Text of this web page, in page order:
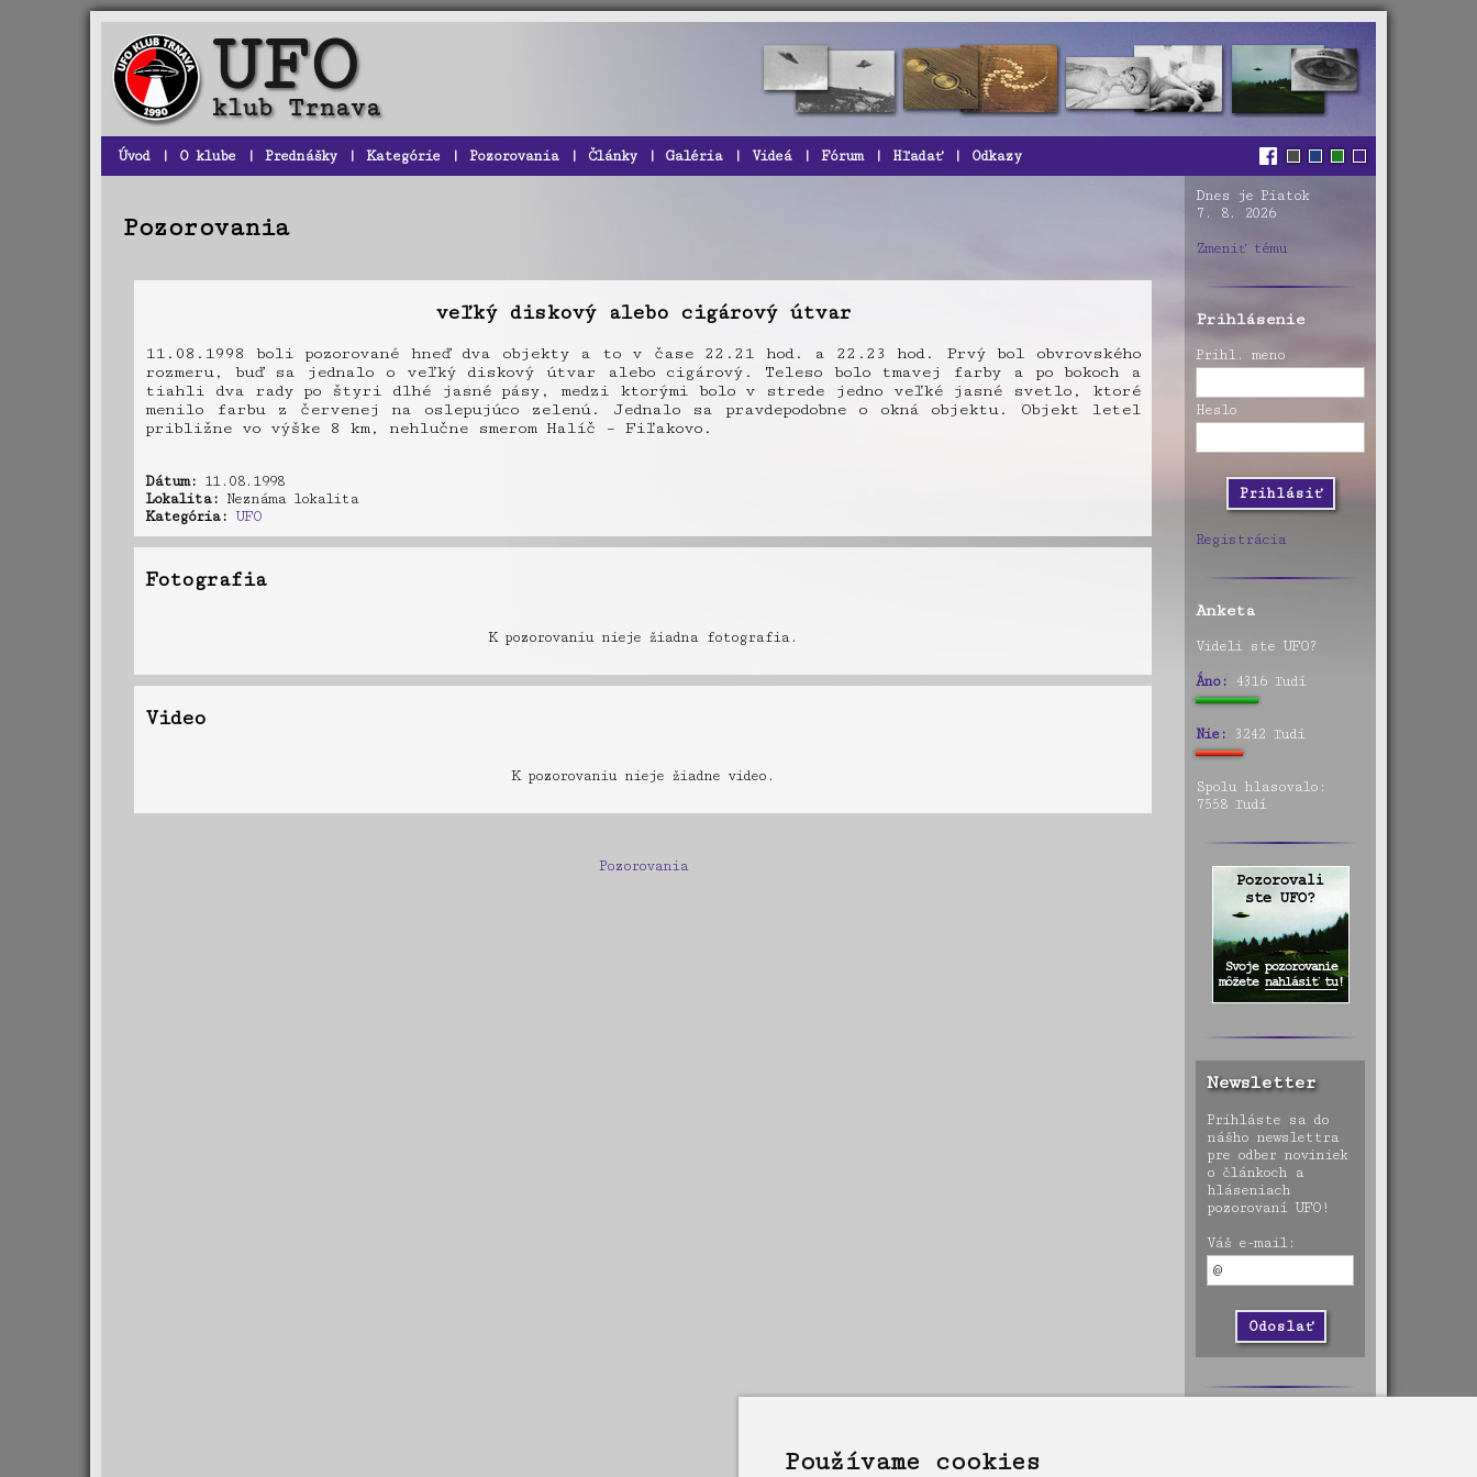
Používame cookies
Úvod | O klube | Prednášky | Kategórie | Pozorovania | Články | Galéria | Videá | Fórum | Hľadať | Odkazy
Pozorovania
veľký diskový alebo cigárový útvar
11.08.1998 boli pozorované hneď dva objekty a to v čase 22.21 hod. a 22.23 hod. Prvý bol obvrovského
rozmeru, buď sa jednalo o veľký diskový útvar alebo cigárový. Teleso bolo tmavej farby a po bokoch a
tiahli dva rady po štyri dlhé jasné pásy, medzi ktorými bolo v strede jedno veľké jasné svetlo, ktoré
menilo farbu z červenej na oslepujúco zelenú. Jednalo sa pravdepodobne o okná objektu. Objekt letel
približne vo výške 8 km, nehlučne smerom Halíč – Fiľakovo.
Dátum: 11.08.1998
Lokalita: Neznáma lokalita
Kategória: UFO
Fotografia
K pozorovaniu nieje žiadna fotografia.
Video
K pozorovaniu nieje žiadne video.
Pozorovania
Dnes je Piatok
7. 8. 2026
Zmeniť tému
Prihlásenie
Prihl. meno
Heslo
Registrácia
Anketa
Videli ste UFO?
Áno: 4316 ľudí
Nie: 3242 ľudí
Spolu hlasovalo:
7558 ľudí
Newsletter
Prihláste sa do
nášho newslettra
pre odber noviniek
o článkoch a
hláseniach
pozorovaní UFO!
Váš e-mail: